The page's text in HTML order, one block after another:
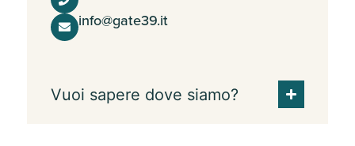
info@gate39.it
Vuoi sapere dove siamo?